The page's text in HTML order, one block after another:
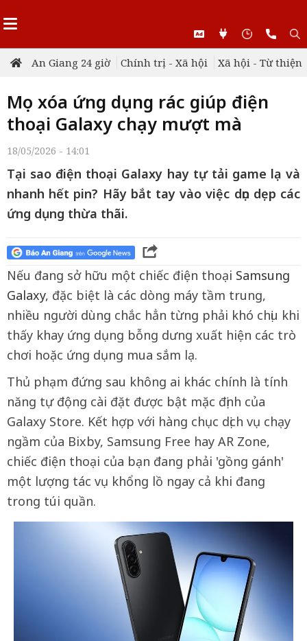
An Giang 24 giờ Chính trị - Xã hội Xã hội - Từ thiện
Mẹo xóa ứng dụng rác giúp điện
thoại Galaxy chạy mượt mà
18/05/2026 - 14:01
Tại sao điện thoại Galaxy hay tự tải game lạ và
nhanh hết pin? Hãy bắt tay vào việc dọn dẹp các
ứng dụng thừa thãi.
Nếu đang sở hữu một chiếc điện thoại Samsung
Galaxy, đặc biệt là các dòng máy tầm trung,
nhiều người dùng chắc hẳn từng phải khó chịu khi
thấy khay ứng dụng bỗng dưng xuất hiện các trò
chơi hoặc ứng dụng mua sắm lạ.
Thủ phạm đứng sau không ai khác chính là tính
năng tự động cài đặt được bật mặc định của
Galaxy Store. Kết hợp với hàng chục dịch vụ chạy
ngầm của Bixby, Samsung Free hay AR Zone,
chiếc điện thoại của bạn đang phải 'gồng gánh'
một lượng tác vụ khổng lồ ngay cả khi đang
trong túi quần.